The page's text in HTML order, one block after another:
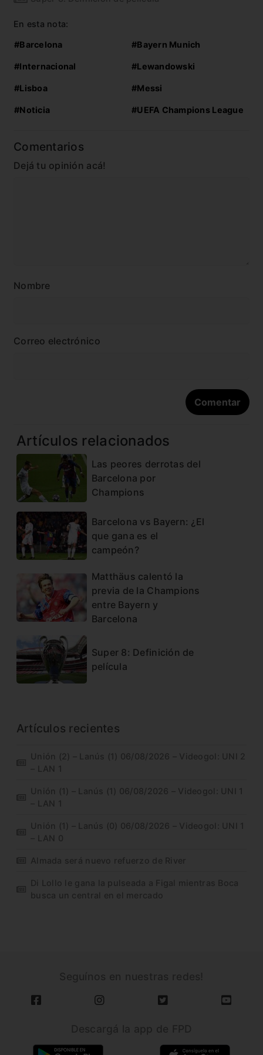
En esta nota:
#Barcelona #Bayern Munich
#Internacional #Lewandowski
#Lisboa #Messi
#Noticia #UEFA Champions League
Comentarios
Dejá tu opinión acá!
Nombre
Correo electrónico
Artículos relacionados
Las peores derrotas del
Barcelona por
Champions
Barcelona vs Bayern: ¿El
que gana es el
campeón?
Matthäus calentó la
previa de la Champions
entre Bayern y
Barcelona
Super 8: Definición de
película
Artículos recientes
Unión (2) – Lanús (1) 06/08/2026 – Videogol: UNI 2
– LAN 1
Unión (1) – Lanús (1) 06/08/2026 – Videogol: UNI 1
– LAN 1
Unión (1) – Lanús (0) 06/08/2026 – Videogol: UNI 1
– LAN 0
Almada será nuevo refuerzo de River
Di Lollo le gana la pulseada a Figal mientras Boca
busca un central en el mercado